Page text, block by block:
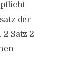
der
2 Satz 2